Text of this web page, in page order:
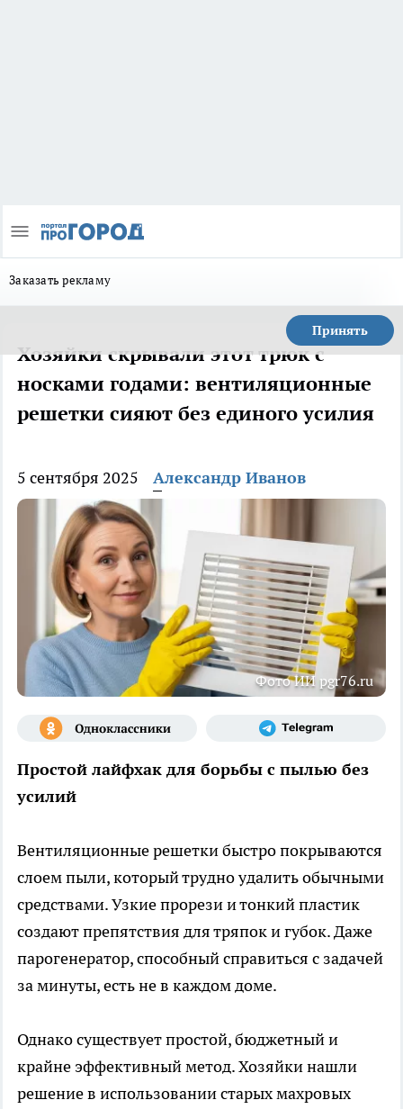
Заказать рекламу
Принять
Хозяйки скрывали этот трюк с
носками годами: вентиляционные
решетки сияют без единого усилия
5 сентября 2025 Александр Иванов
Фото ИИ pgr76.ru
Простой лайфхак для борьбы с пылью без
усилий
Вентиляционные решетки быстро покрываются
слоем пыли, который трудно удалить обычными
средствами. Узкие прорези и тонкий пластик
создают препятствия для тряпок и губок. Даже
парогенератор, способный справиться с задачей
за минуты, есть не в каждом доме.
Однако существует простой, бюджетный и
крайне эффективный метод. Хозяйки нашли
решение в использовании старых махровых